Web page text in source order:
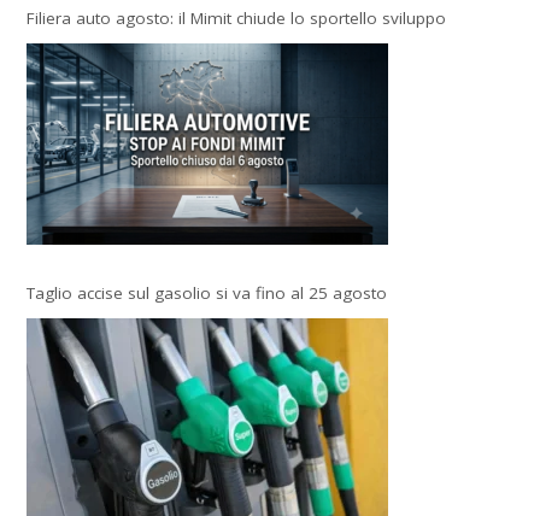
Filiera auto agosto: il Mimit chiude lo sportello sviluppo
Taglio accise sul gasolio si va fino al 25 agosto